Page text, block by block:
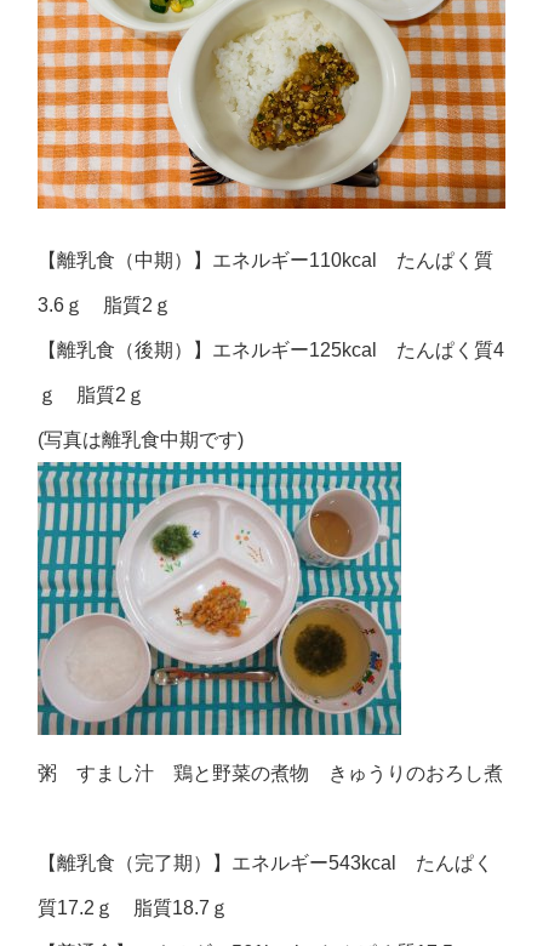
【離乳食（中期）】エネルギー110kcal たんぱく質
3.6ｇ 脂質2ｇ
【離乳食（後期）】エネルギー125kcal たんぱく質4
ｇ 脂質2ｇ
(写真は離乳食中期です)
粥 すまし汁 鶏と野菜の煮物 きゅうりのおろし煮
【離乳食（完了期）】エネルギー543kcal たんぱく
質17.2ｇ 脂質18.7ｇ